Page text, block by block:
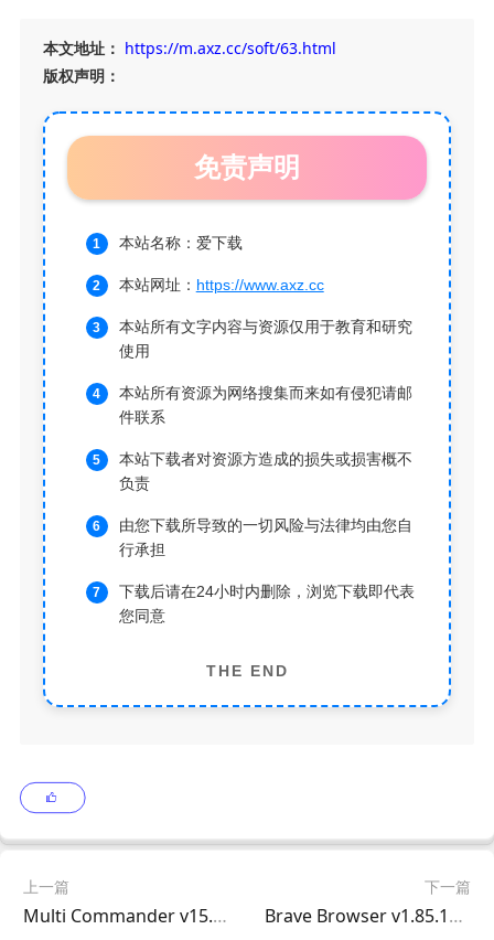
本文地址： https://m.axz.cc/soft/63.html
版权声明：
免责声明
本站名称：爱下载
本站网址： https://www.axz.cc
本站所有文字内容与资源仅用于教育和研究
使用
本站所有资源为网络搜集而来如有侵犯请邮
件联系
本站下载者对资源方造成的损失或损害概不
负责
由您下载所导致的一切风险与法律均由您自
行承担
下载后请在24小时内删除，浏览下载即代表
您同意
THE END
上一篇
Multi Commander v15.7.0 多语便携版 – 双窗格高效文件管理工具
下一篇
Brave Browser v1.85.120 中文绿色版 – 快速安全隐私优先浏览器